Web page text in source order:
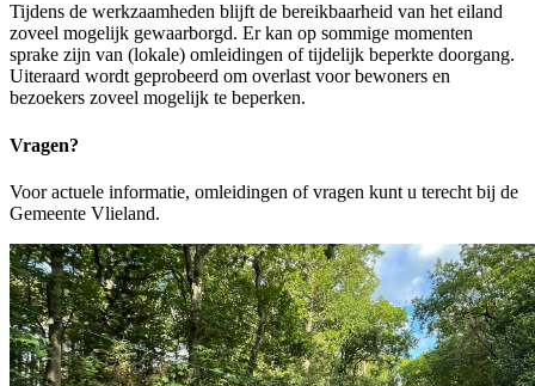
Tijdens de werkzaamheden blijft de bereikbaarheid van het eiland
zoveel mogelijk gewaarborgd. Er kan op sommige momenten
sprake zijn van (lokale) omleidingen of tijdelijk beperkte doorgang.
Uiteraard wordt geprobeerd om overlast voor bewoners en
bezoekers zoveel mogelijk te beperken.
Vragen?
Voor actuele informatie, omleidingen of vragen kunt u terecht bij de
Gemeente Vlieland.